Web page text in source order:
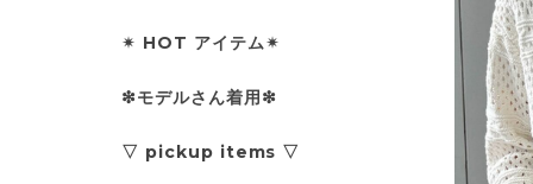
✴︎ HOT アイテム✴︎
❇︎モデルさん着用❇︎
▽ pickup items ▽